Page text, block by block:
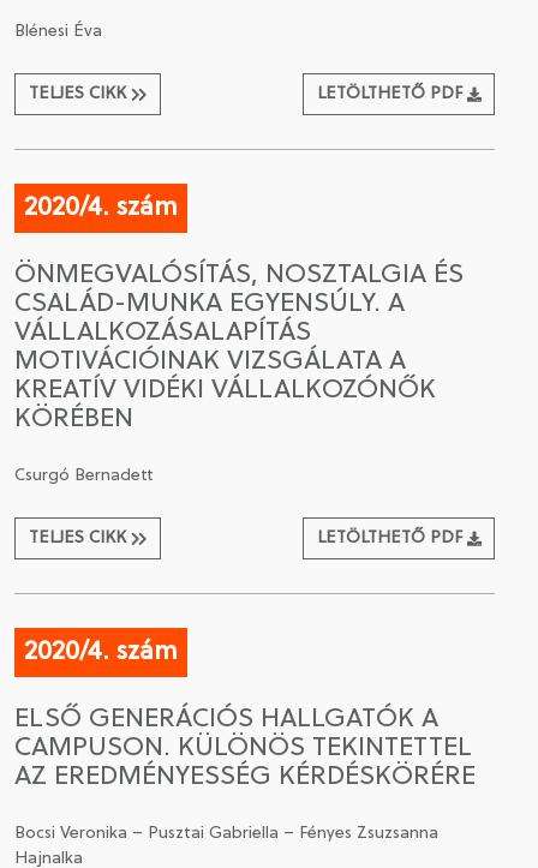
Blénesi Éva
TELJES CIKK LETÖLTHETŐ PDF
2020/4. szám
ÖNMEGVALÓSÍTÁS, NOSZTALGIA ÉS
CSALÁD-MUNKA EGYENSÚLY. A
VÁLLALKOZÁSALAPÍTÁS
MOTIVÁCIÓINAK VIZSGÁLATA A
KREATÍV VIDÉKI VÁLLALKOZÓNŐK
KÖRÉBEN
Csurgó Bernadett
TELJES CIKK LETÖLTHETŐ PDF
2020/4. szám
ELSŐ GENERÁCIÓS HALLGATÓK A
CAMPUSON. KÜLÖNÖS TEKINTETTEL
AZ EREDMÉNYESSÉG KÉRDÉSKÖRÉRE
Bocsi Veronika – Pusztai Gabriella – Fényes Zsuzsanna
Hajnalka